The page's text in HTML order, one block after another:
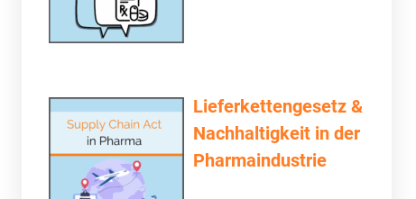
Lieferkettengesetz &
Nachhaltigkeit in der
Pharmaindustrie